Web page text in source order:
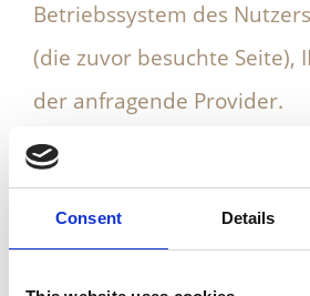
Consent Details
Betriebssystem des
(die zuvor besuchte Seite),
der anfragende Provider.
Wir verwenden die
sonstiger Profilerstellung
den gesetzlichen